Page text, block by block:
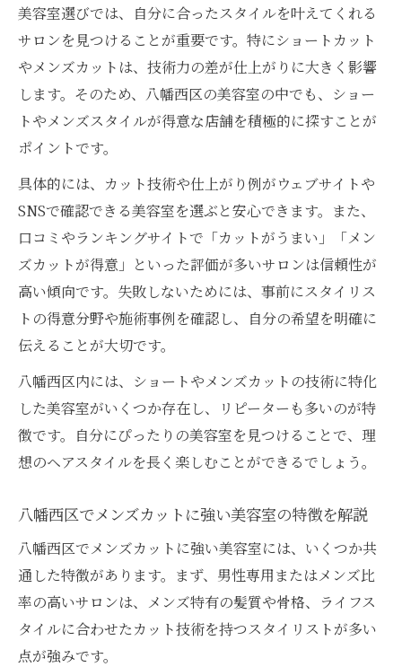
美容室選びでは、自分に合ったスタイルを叶えてくれる
サロンを見つけることが重要です。特にショートカット
やメンズカットは、技術力の差が仕上がりに大きく影響
します。そのため、八幡西区の美容室の中でも、ショー
トやメンズスタイルが得意な店舗を積極的に探すことが
ポイントです。
具体的には、カット技術や仕上がり例がウェブサイトや
SNSで確認できる美容室を選ぶと安心できます。また、
口コミやランキングサイトで「カットがうまい」「メン
ズカットが得意」といった評価が多いサロンは信頼性が
高い傾向です。失敗しないためには、事前にスタイリス
トの得意分野や施術事例を確認し、自分の希望を明確に
伝えることが大切です。
八幡西区内には、ショートやメンズカットの技術に特化
した美容室がいくつか存在し、リピーターも多いのが特
徴です。自分にぴったりの美容室を見つけることで、理
想のヘアスタイルを長く楽しむことができるでしょう。
八幡西区でメンズカットに強い美容室の特徴を解説
八幡西区でメンズカットに強い美容室には、いくつか共
通した特徴があります。まず、男性専用またはメンズ比
率の高いサロンは、メンズ特有の髪質や骨格、ライフス
タイルに合わせたカット技術を持つスタイリストが多い
点が強みです。